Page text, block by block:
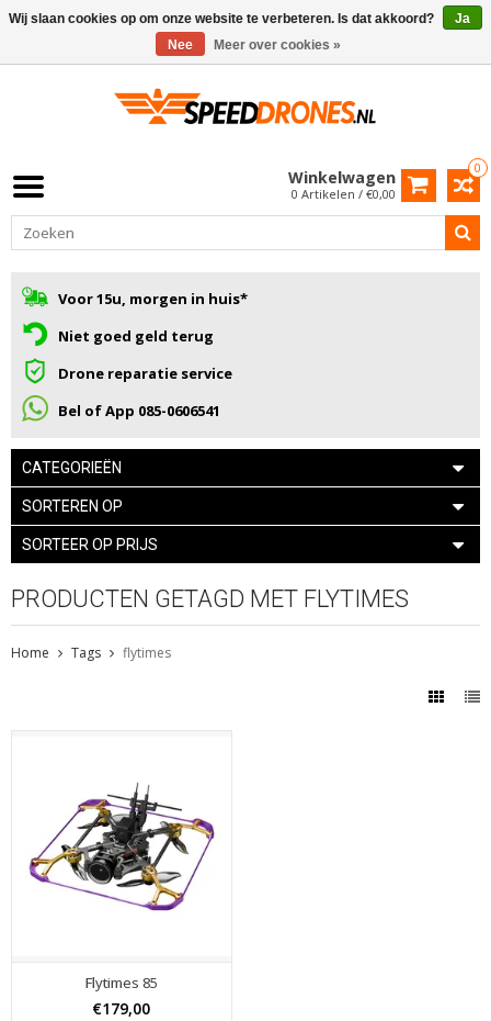
0
Winkelwagen
0 Artikelen / €0,00
Voor 15u, morgen in huis*
Niet goed geld terug
Drone reparatie service
Bel of App 085-0606541
CATEGORIEËN
SORTEREN OP
SORTEER OP PRIJS
PRODUCTEN GETAGD MET FLYTIMES
Home Tags flytimes
Flytimes 85
€179,00
Wij slaan cookies op om onze website te verbeteren. Is dat akkoord?
Ja
Nee
Meer over cookies »